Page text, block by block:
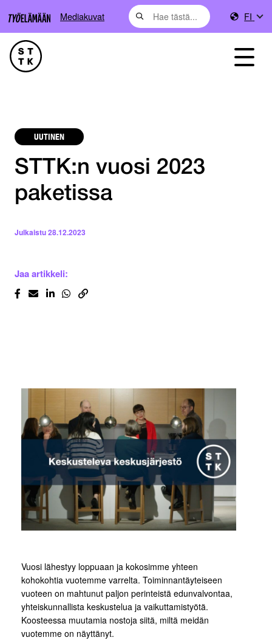
Mediakuvat FI
UUTINEN
STTK:n vuosi 2023
paketissa
Julkaistu28.12.2023
Jaa artikkeli:
Vuosi lähestyy loppuaan ja kokosimme yhteen
kohokohtia vuotemme varrelta. Toiminnantäyteiseen
vuoteen on mahtunut paljon perinteistä edunvalvontaa,
yhteiskunnallista keskustelua ja vaikuttamistyötä.
Koosteessa muutamia nostoja siitä, miltä meidän
vuotemme on näyttänyt.